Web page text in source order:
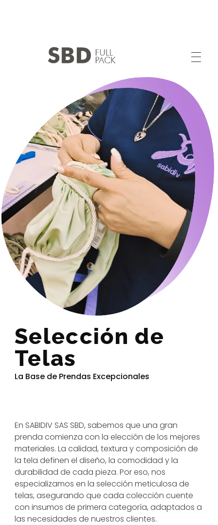
Selección de
Telas
La Base de Prendas Excepcionales
En SABIDIV SAS SBD, sabemos que una gran
prenda comienza con la elección de los mejores
materiales. La calidad, textura y composición de
la tela definen el diseño, la comodidad y la
durabilidad de cada pieza. Por eso, nos
especializamos en la selección meticulosa de
telas, asegurando que cada colección cuente
con insumos de primera categoría, adaptados a
las necesidades de nuestros clientes.